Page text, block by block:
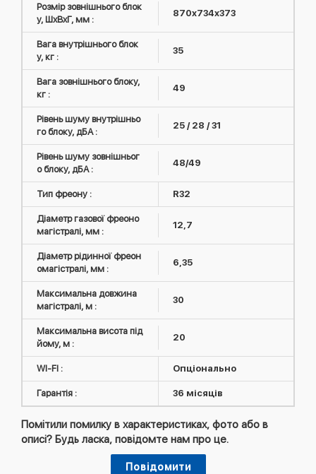
Розмір зовнішнього блок
у, ШxВxГ, мм :
870x734x373
Вага внутрішнього блок
у, кг :
35
Вага зовнішнього блоку,
кг :
49
Рівень шуму внутрішньо
го блоку, дБА :
25 / 28 / 31
Рівень шуму зовнішньог
о блоку, дБА :
48/49
Тип фреону : R32
Діаметр газової фреоно
магістралі, мм :
12,7
Діаметр рідинної фреон
омагістралі, мм :
6,35
Максимальна довжина
магістралі, м :
30
Максимальна висота під
йому, м :
20
WI-FI : Опціонально
Гарантія : 36 місяців
Помітили помилку в характеристиках, фото або в
описі? Будь ласка, повідомте нам про це.
Повідомити